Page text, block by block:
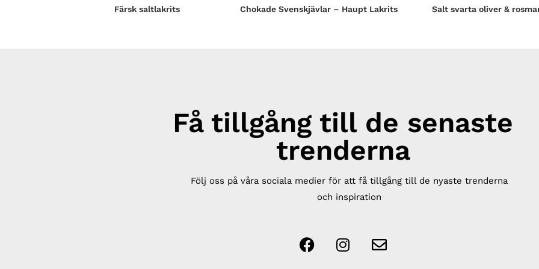
Färsk saltlakrits Chokade Svenskjävlar – Haupt Lakrits Salt svarta oliver &
Få tillgång till de senaste
trenderna
Följ oss på våra sociala medier för att få tillgång till de nyaste trenderna
och inspiration